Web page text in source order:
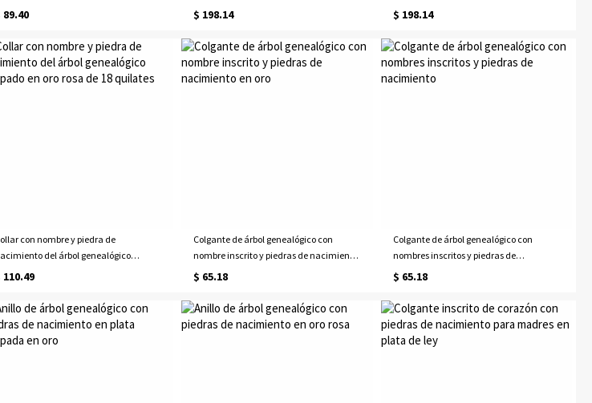
en oro
89.40
quilates
$ 198.14 $ 198.14
con nombre y piedra de
del árbol genealógico
en oro rosa de 18 quilates
110.49
Colgante de árbol genealógico con
nombre inscrito y piedras de nacimiento
en oro
$ 65.18
Colgante de árbol genealógico con
nombres inscritos y piedras de
nacimiento
$ 65.18